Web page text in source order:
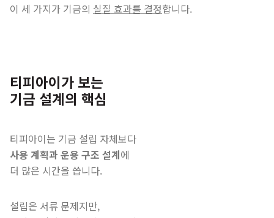
이 세 가지가 기금의 실질 효과를 결정합니다.
티피아이가 보는
기금 설계의 핵심
티피아이는 기금 설립 자체보다
사용 계획과 운용 구조 설계에
더 많은 시간을 씁니다.
설립은 서류 문제지만,